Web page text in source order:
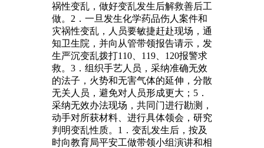
祸性变乱，做好变乱发生后解救善后工
做。2．一旦发生化学药品伤人案件和
灾祸性变乱，人员要敏捷赶赴现场，通
知卫生院，并向从管带领报告请示，发
生严沉变乱拨打110、119、120报警求
救。3．组织手艺人员，采纳准确无效
的法子，火势和无害气体的延伸，分散
无关人员，避免对人员形成更大；5．
采纳无效办法现场，共同门进行勘测，
动手对所获材料、进行具体领会，研究
判明变乱性质。1．变乱发生后，按及
时向教育局平安工做带领小组演讲和相